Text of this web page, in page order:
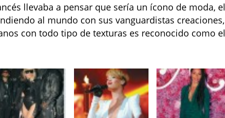
llevaba a pensar que sería un ícono de moda, el
al mundo con sus vanguardistas creaciones,
con todo tipo de texturas es reconocido como el